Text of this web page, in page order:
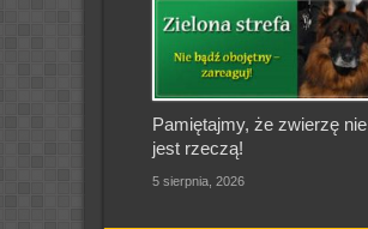
Pamiętajmy, że zwierzę nie
jest rzeczą!
5 sierpnia, 2026